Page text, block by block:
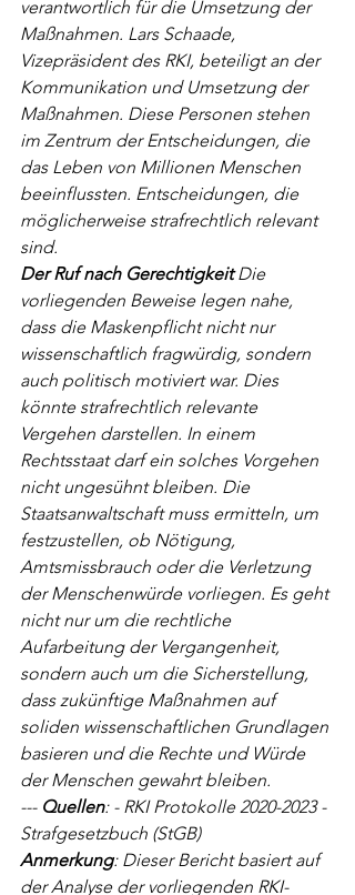
verantwortlich für die Umsetzung der
Maßnahmen. Lars Schaade,
Vizepräsident des RKI, beteiligt an der
Kommunikation und Umsetzung der
Maßnahmen. Diese Personen stehen
im Zentrum der Entscheidungen, die
das Leben von Millionen Menschen
beeinflussten. Entscheidungen, die
möglicherweise strafrechtlich relevant
sind.
Der Ruf nach Gerechtigkeit Die
vorliegenden Beweise legen nahe,
dass die Maskenpflicht nicht nur
wissenschaftlich fragwürdig, sondern
auch politisch motiviert war. Dies
könnte strafrechtlich relevante
Vergehen darstellen. In einem
Rechtsstaat darf ein solches Vorgehen
nicht ungesühnt bleiben. Die
Staatsanwaltschaft muss ermitteln, um
festzustellen, ob Nötigung,
Amtsmissbrauch oder die Verletzung
der Menschenwürde vorliegen. Es geht
nicht nur um die rechtliche
Aufarbeitung der Vergangenheit,
sondern auch um die Sicherstellung,
dass zukünftige Maßnahmen auf
soliden wissenschaftlichen Grundlagen
basieren und die Rechte und Würde
der Menschen gewahrt bleiben.
--- Quellen: - RKI Protokolle 2020-2023 -
Strafgesetzbuch (StGB)
Anmerkung: Dieser Bericht basiert auf
der Analyse der vorliegenden RKI-